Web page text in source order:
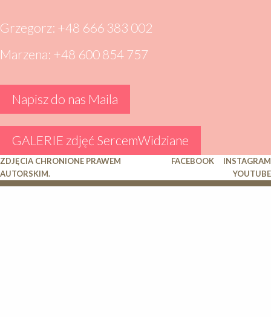
Grzegorz: +48 666 383 002
Marzena: +48 600 854 757
Napisz do nas Maila
GALERIE zdjęć SercemWidziane
ZDJĘCIA CHRONIONE PRAWEM
AUTORSKIM.
FACEBOOK
INSTAGRAM
YOUTUBE